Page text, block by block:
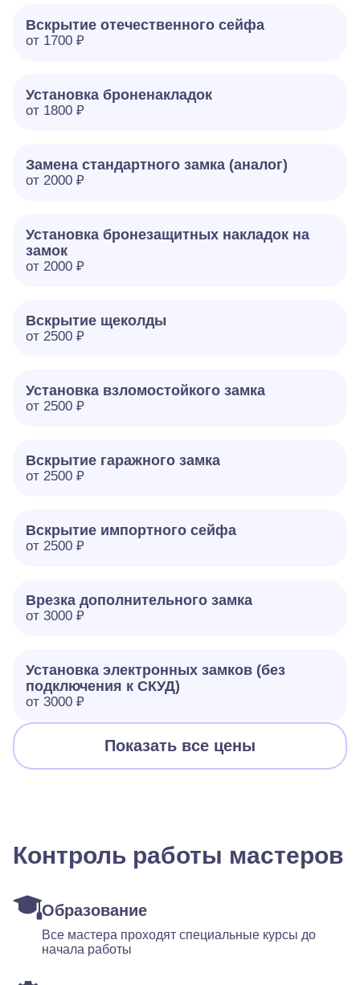
Вскрытие отечественного сейфа
от 1700 ₽
Установка броненакладок
от 1800 ₽
Замена стандартного замка (аналог)
от 2000 ₽
Установка бронезащитных накладок на
замок
от 2000 ₽
Вскрытие щеколды
от 2500 ₽
Установка взломостойкого замка
от 2500 ₽
Вскрытие гаражного замка
от 2500 ₽
Вскрытие импортного сейфа
от 2500 ₽
Врезка дополнительного замка
от 3000 ₽
Установка электронных замков (без
подключения к СКУД)
от 3000 ₽
Показать все цены
Контроль работы мастеров
Образование
Все мастера проходят специальные курсы до
начала работы